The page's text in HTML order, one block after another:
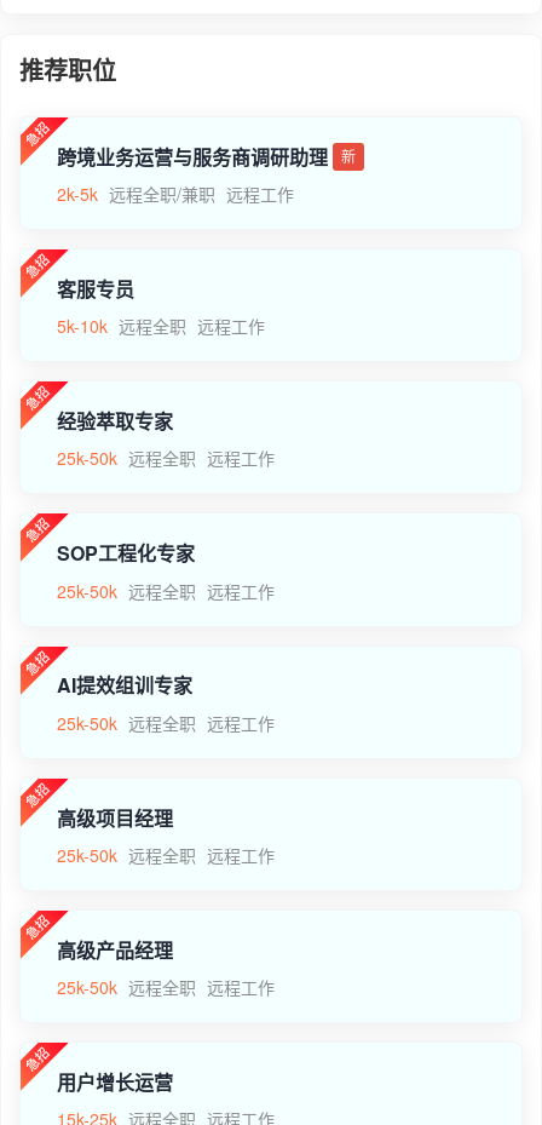
推荐职位
跨境业务运营与服务商调研助理 新
2k-5k 远程全职/兼职 远程工作
客服专员
5k-10k 远程全职 远程工作
经验萃取专家
25k-50k 远程全职 远程工作
SOP工程化专家
25k-50k 远程全职 远程工作
AI提效组训专家
25k-50k 远程全职 远程工作
高级项目经理
25k-50k 远程全职 远程工作
高级产品经理
25k-50k 远程全职 远程工作
用户增长运营
15k-25k 远程全职 远程工作